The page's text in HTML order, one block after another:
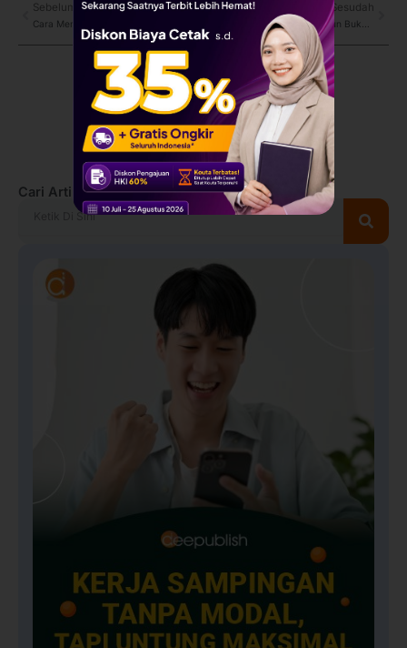
Prev
Sebelum Sesudah
Cari Artikel Lainnya